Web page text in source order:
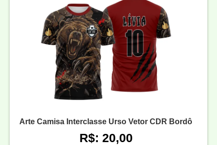
Arte Camisa Interclasse Urso Vetor CDR Bordô
R$: 20,00